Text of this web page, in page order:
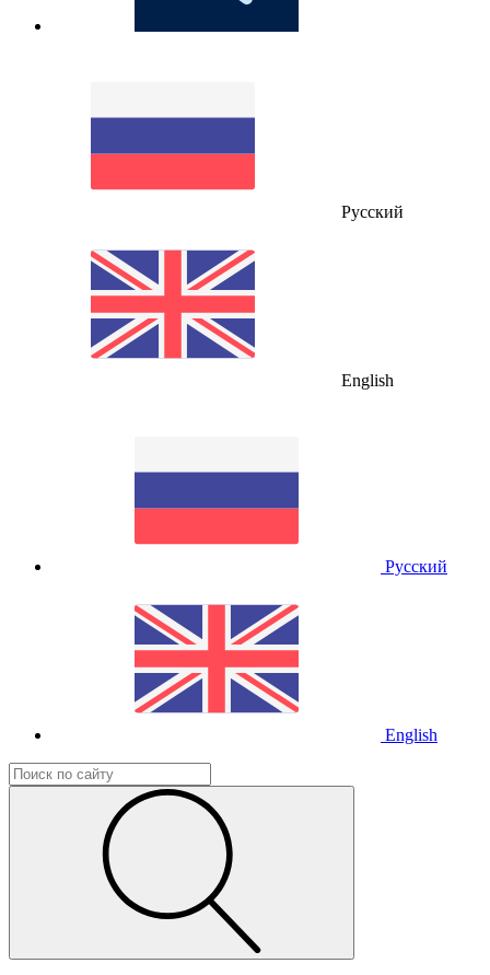
Русский
English
Русский
English